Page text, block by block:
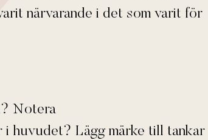
närvarande i det som varit för
Notera
i huvudet? Lägg märke till tankar